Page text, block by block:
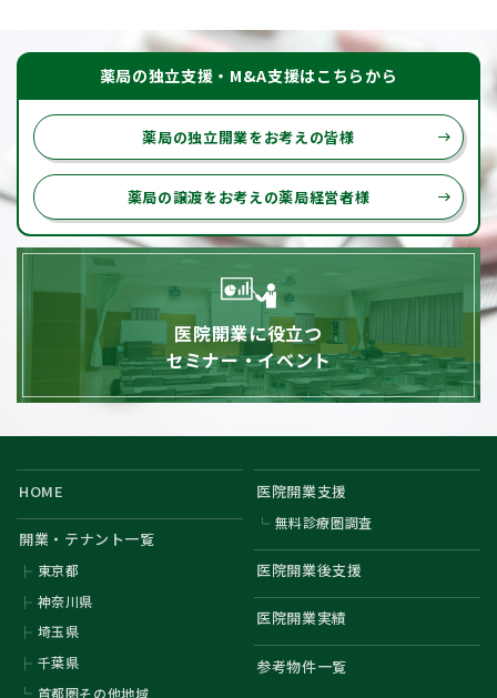
薬局の独立支援・M&A支援はこちらから
薬局の独立開業をお考えの皆様 east
薬局の譲渡をお考えの薬局経営者様 east
医院開業に役立つ
セミナー・イベント
HOME
開業・テナント一覧
東京都
神奈川県
埼玉県
千葉県
首都圏その他地域
医院開業支援
無料診療圏調査
医院開業後支援
医院開業実績
参考物件一覧